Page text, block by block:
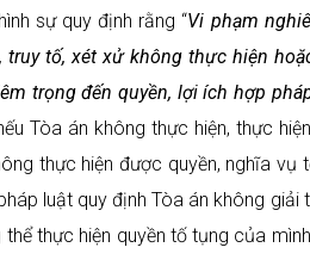
sự quy định rằng “Vi phạm
tố, xét xử không thực hiện
trọng đến quyền, lợi ích hợp
Tòa án không thực hiện, thực
thực hiện được quyền, nghĩa vụ
luật quy định Tòa án không
thực hiện quyền tố tụng của